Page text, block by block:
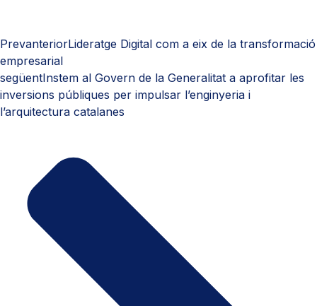
PrevanteriorLideratge Digital com a eix de la transformació
empresarial
següentInstem al Govern de la Generalitat a aprofitar les
inversions públiques per impulsar l’enginyeria i
l’arquitectura catalanes